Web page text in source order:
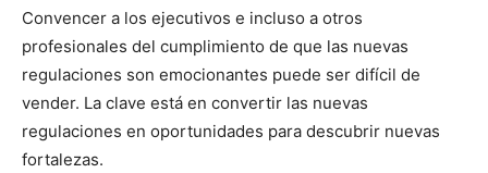
Convencer a los ejecutivos e incluso a otros
profesionales del cumplimiento de que las nuevas
regulaciones son emocionantes puede ser difícil de
vender. La clave está en convertir las nuevas
regulaciones en oportunidades para descubrir nuevas
fortalezas.